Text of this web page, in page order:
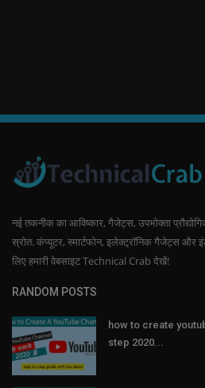
नई तकनीक का आविष्कार, गैजेट्स, उपभोक्ता
स्रोत. कंप्यूटर, स्मार्टफोन, इलेक्ट्रॉनिक गैजेट्स और
लिए हमारी वेबसाइट Technical Crab देखें!
RANDOM POSTS
how to create
step 2020...